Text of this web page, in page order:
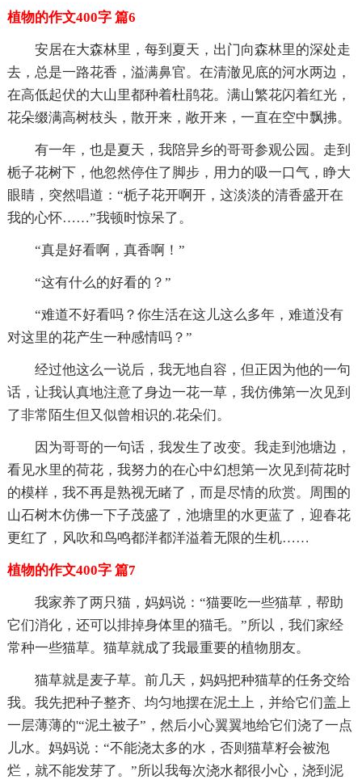
植物的作文400字 篇6
安居在大森林里，每到夏天，出门向森林里的深处走
去，总是一路花香，溢满鼻官。在清澈见底的河水两边，
在高低起伏的大山里都种着杜鹃花。满山繁花闪着红光，
花朵缀满高树枝头，散开来，敞开来，一直在空中飘拂。
有一年，也是夏天，我陪异乡的哥哥参观公园。走到
栀子花树下，他忽然停住了脚步，用力的吸一口气，睁大
眼睛，突然唱道：“栀子花开啊开，这淡淡的清香盛开在
我的心怀……”我顿时惊呆了。
“真是好看啊，真香啊！”
“这有什么的好看的？”
“难道不好看吗？你生活在这儿这么多年，难道没有
对这里的花产生一种感情吗？”
经过他这么一说后，我无地自容，但正因为他的一句
话，让我认真地注意了身边一花一草，我仿佛第一次见到
了非常陌生但又似曾相识的.花朵们。
因为哥哥的一句话，我发生了改变。我走到池塘边，
看见水里的荷花，我努力的在心中幻想第一次见到荷花时
的模样，我不再是熟视无睹了，而是尽情的欣赏。周围的
山石树木仿佛一下子茂盛了，池塘里的水更蓝了，迎春花
更红了，风吹和鸟鸣都洋都洋溢着无限的生机……
植物的作文400字 篇7
我家养了两只猫，妈妈说：“猫要吃一些猫草，帮助
它们消化，还可以排掉身体里的猫毛。”所以，我们家经
常种一些猫草。猫草就成了我最重要的植物朋友。
猫草就是麦子草。前几天，妈妈把种猫草的任务交给
我。我先把种子整齐、均匀地摆在泥土上，并给它们盖上
一层薄薄的'“泥土被子”，然后小心翼翼地给它们浇了一点
儿水。妈妈说：“不能浇太多的水，否则猫草籽会被泡
烂，就不能发芽了。”所以我每次浇水都很小心，浇到泥